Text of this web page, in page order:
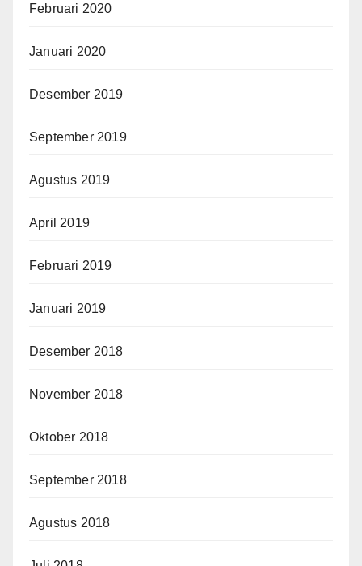
Februari 2020
Januari 2020
Desember 2019
September 2019
Agustus 2019
April 2019
Februari 2019
Januari 2019
Desember 2018
November 2018
Oktober 2018
September 2018
Agustus 2018